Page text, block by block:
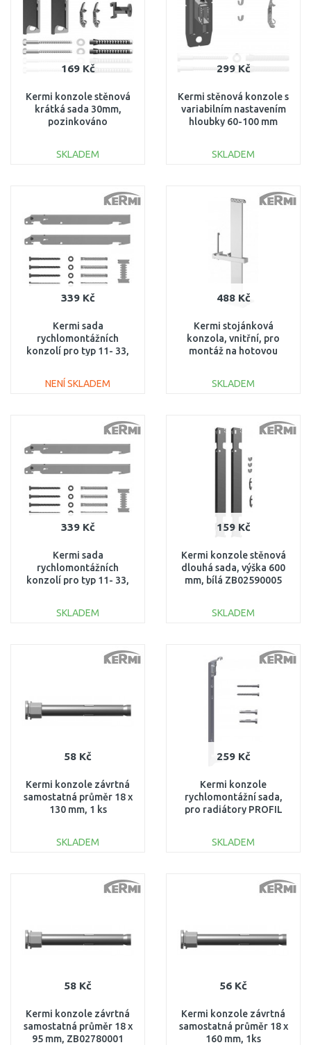
169 Kč
Kermi konzole stěnová
krátká sada 30mm,
pozinkováno
SKLADEM
299 Kč
Kermi stěnová konzole s
variabilním nastavením
hloubky 60-100 mm
SKLADEM
339 Kč
Kermi sada
rychlomontážních
konzolí pro typ 11- 33,
ZB02620004
NENÍ SKLADEM
488 Kč
Kermi stojánková
konzola, vnitřní, pro
montáž na hotovou
mm) ZB04090001
SKLADEM
339 Kč
Kermi sada
rychlomontážních
konzolí pro typ 11- 33,
SKLADEM
159 Kč
Kermi konzole stěnová
dlouhá sada, výška 600
mm, bílá ZB02590005
SKLADEM
58 Kč
Kermi konzole závrtná
samostatná průměr 18 x
130 mm, 1 ks
SKLADEM
259 Kč
Kermi konzole
rychlomontážní sada,
pro radiátory PROFIL
SKLADEM
58 Kč
Kermi konzole závrtná
samostatná průměr 18 x
95 mm, ZB02780001
56 Kč
Kermi konzole závrtná
samostatná průměr 18 x
160 mm, 1ks